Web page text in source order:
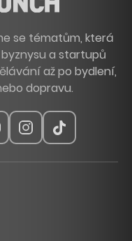
se tématům, která
a startupů
až po bydlení,
dopravu.